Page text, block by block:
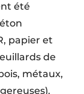
été
papier et
de
métaux,